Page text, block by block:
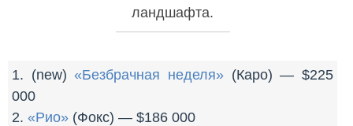
ландшафта.
1. (new)«Безбрачная неделя» (Каро) — $225
000
2. «Рио» (Фокс) — $186 000